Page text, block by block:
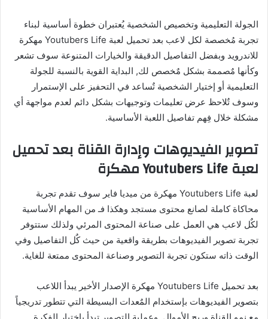
الجولة التعليمية وتخصيص الشخصية يُعتبران خطوة أساسية لبناء
تجربة مُخصصة لكل لاعب بعد تحميل لعبة Youtubers Life مهكرة
للاندرويد وبفضل التفاصيل الدقيقة والخيارات المتنوعة سوف تشعر
وكأنها مٌصممة بشكل مٌخصص لك, البداية القوية بالنسبة للجولة
التعليمية أو إختيار الشخصية تٌساعد في التحفيز على الإستمرار
وسوف تٌلاحظ عرض تعليمات وتوجيهات بشكل دائم لعدم مواجهة أي
مشكلة خلال فِهم تفاصيل اللعبة الأساسية.
تصوير الفيديوهات وإدارة القناة بعد تحميل
لعبة Youtubers Life مهكرة
لعبة Youtubers Life مهكرة من ميديا فاير سوف تقدم تجربة
محاكاة كاملة لصانع محتوى مستجد وهكذا فـ من المهام الأساسية
لكٌل لاعب هي العمل على صناعة المحتوى المرئي ولذلك ستتوفر
تجربة تصوير الفيديوهات بطريقة واقعية من حيث كٌل التفاصيل وفي
الوقت ذاته ستكون تجربة التصوير وصناعة المحتوى ممتعة للغاية.
بعد تحميل Youtubers Life مهكرة الإصدار الأخير يبدأ اللاعب
بتصوير الفيديوهات بإستخدام المٌعدات البسيطة التي تتطور تدريجياً